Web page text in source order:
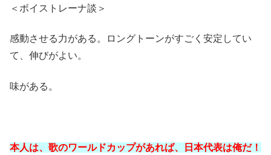
＜ボイストレーナ談＞
感動させる力がある。ロングトーンがすごく安定してい
て、伸びがよい。
味がある。
本人は、歌のワールドカップがあれば、日本代表は俺だ！